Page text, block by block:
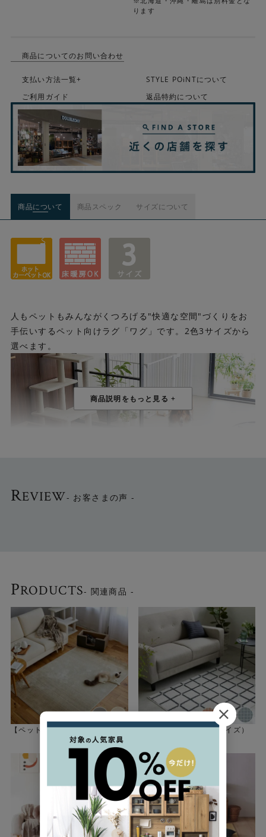
ります
商品についてのお問い合わせ
支払い方法一覧+
STYLE POiNTについて
ご利用ガイド
返品特約について
商品について 商品スペック サイズについて
人もペットもみんながくつろげる"快適な空間"づくりをお
手伝いするペット向けラグ「ワグ」です。2色3サイズから
選べます。
抜け毛が絡みにくい快適設計
ラグを敷きたいけれど、ペットの抜け毛のお掃除が気にな
るという方にもおすすめです。毛やホコリが絡みにくく取
れやすい糸を採用しているため、 優れたメンテナンス性を
発揮します。毎日のお手入れがぐっと楽になります。
REVIEW- お客さまの声 -
PRODUCTS- 関連商品 -
【ペット向けラグ】マール ラグ
（選べる3サイズ）
オセロ ラグ（選べる3サイズ）